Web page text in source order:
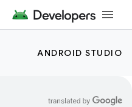
ANDROID STUDIO